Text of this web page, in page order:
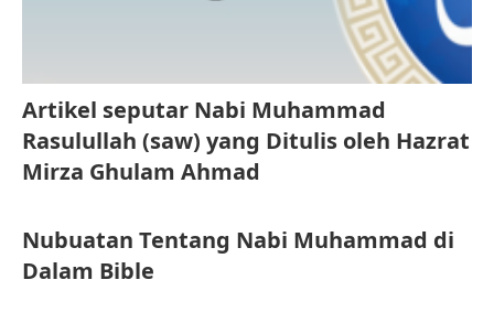
Artikel seputar Nabi Muhammad
Rasulullah (saw) yang Ditulis oleh Hazrat
Mirza Ghulam Ahmad
Nubuatan Tentang Nabi Muhammad di
Dalam Bible